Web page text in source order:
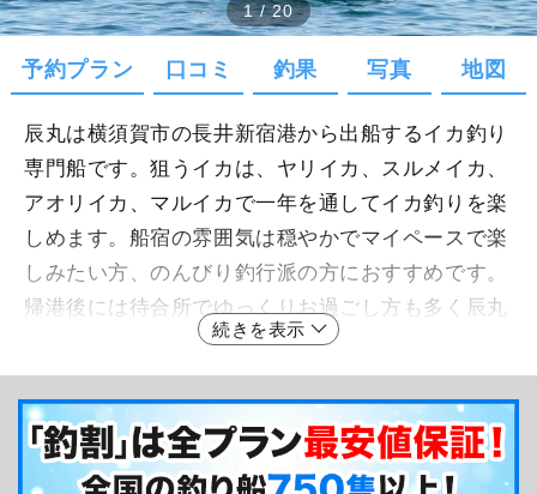
1/20
予約プラン 口コミ 釣果 写真 地図
辰丸は横須賀市の長井新宿港から出船するイカ釣り
専門船です。狙うイカは、ヤリイカ、スルメイカ、
アオリイカ、マルイカで一年を通してイカ釣りを楽
しめます。船宿の雰囲気は穏やかでマイペースで楽
しみたい方、のんびり釣行派の方におすすめです。
帰港後には待合所でゆっくりお過ごし方も多く辰丸
を通じて釣り友だちができることも多いとか。初心
者の方も歓迎なのでぜひお気軽にご利用ください。
釣り船からのメッセージ
長井新宿港の辰丸です。四季を通してイカ釣り乗
続きを表示